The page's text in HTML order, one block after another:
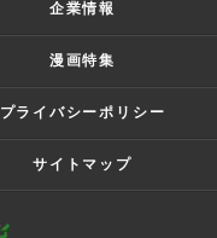
企業情報
漫画特集
プライバシーポリシー
サイトマップ